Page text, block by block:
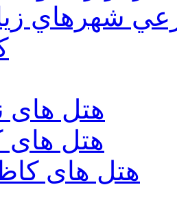
شهرهاي
هتل
هتل های
هتل های